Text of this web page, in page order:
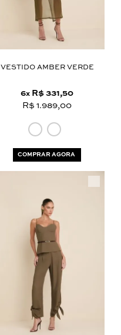
VESTIDO AMBER VERDE
6x R$ 331,50
R$ 1.989,00
COMPRAR AGORA